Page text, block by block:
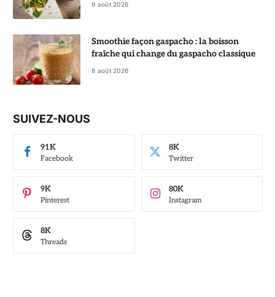
9 août 2026
Smoothie façon gaspacho : la boisson
fraîche qui change du gaspacho classique
8 août 2026
SUIVEZ-NOUS
Facebook
91K
Twitter
8K
Pinterest
9K
Instagram
80K
Threads
8K